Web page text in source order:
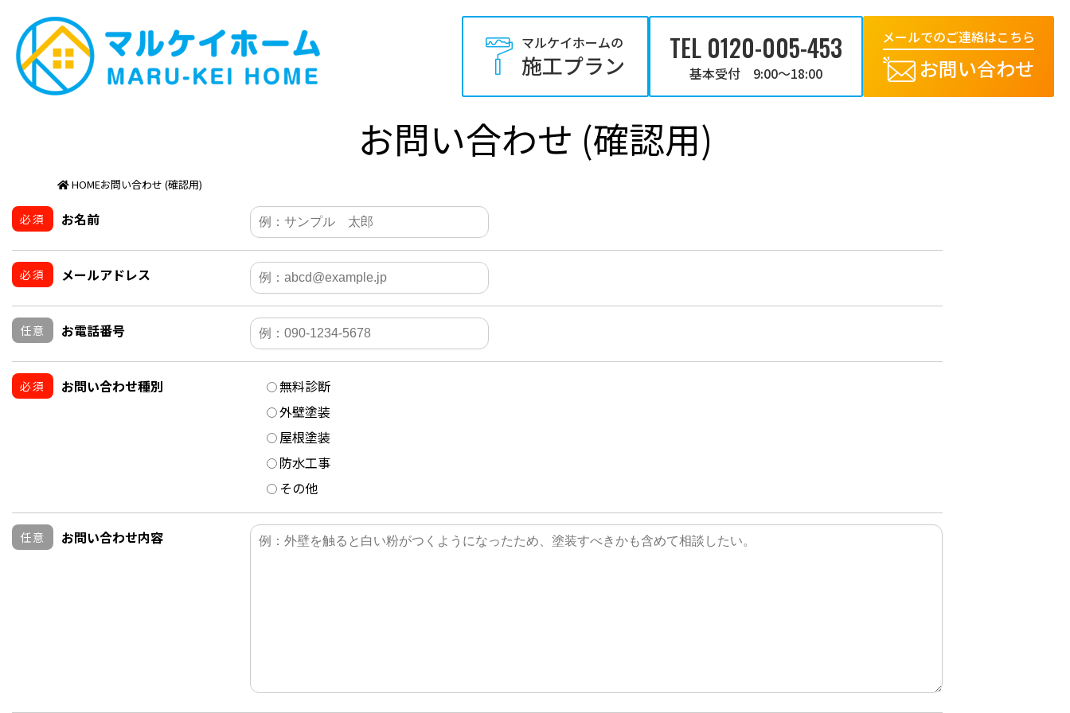
マルケイホームの
施工プラン TEL 0120-005-453
基本受付 9:00～18:00
メールでのご連絡はこちら
お問い合わせ
お問い合わせ (確認用)
HOMEお問い合わせ (確認用)
お名前
必須
メールアドレス
必須
お電話番号
任意
お問い合わせ種別
必須
無料診断
外壁塗装
屋根塗装
防水工事
その他
お問い合わせ内容
任意